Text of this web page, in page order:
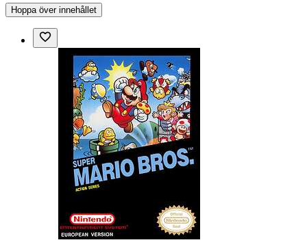
Hoppa över innehållet